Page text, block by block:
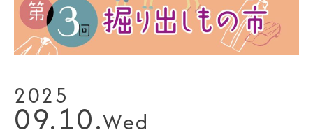
2025
09.10.Wed